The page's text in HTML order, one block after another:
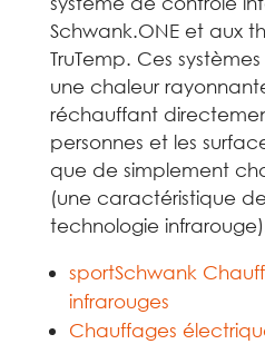
Schwank.ONE et aux
TruTemp. Ces
une chaleur
réchauffant
personnes et les
que de simplement
(une caractéristique
technologie
sportSchwank
infrarouges
Chauffages